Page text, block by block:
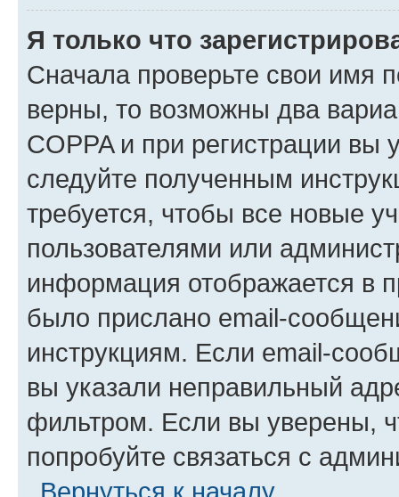
Я только что
Сначала проверьте свои имя
верны, то возможны два
COPPA и при регистрации вы
следуйте полученным
требуется, чтобы все новые
пользователями или
информация отображается в
было прислано email-
инструкциям. Если email-
вы указали неправильный
фильтром. Если вы уверены,
попробуйте связаться с
Вернуться к началу